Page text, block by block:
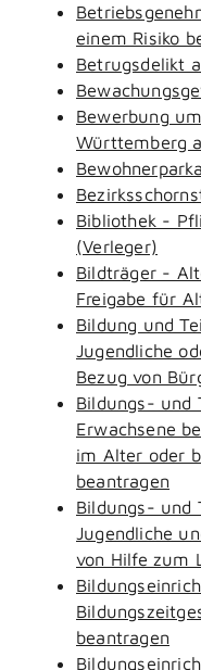
einem Risiko
Betrugsdelikt
Bewerbung
Württemberg
Bibliothek -
(Verleger)
Bildträger -
Freigabe für
Bildung und
Jugendliche
Bezug von
Bildungs- und
Erwachsene
im Alter oder
beantragen
Bildungs- und
Jugendliche
von Hilfe zum
beantragen